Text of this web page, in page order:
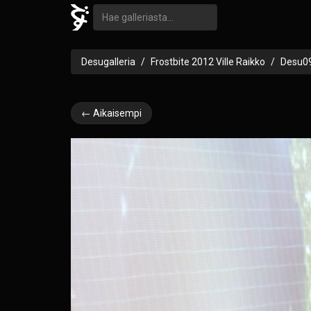
Desugalleria Frostbite 2012 Ville Raikko
← Aikaisempi